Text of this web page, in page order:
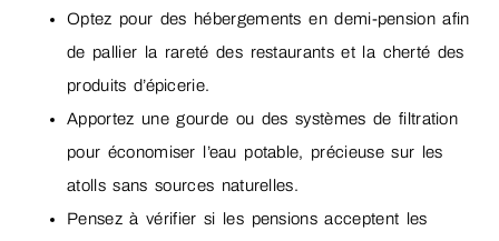
Optez pour des hébergements en demi-pension afin
de pallier la rareté des restaurants et la cherté des
produits d’épicerie.
Apportez une gourde ou des systèmes de filtration
pour économiser l’eau potable, précieuse sur les
atolls sans sources naturelles.
Pensez à vérifier si les pensions acceptent les